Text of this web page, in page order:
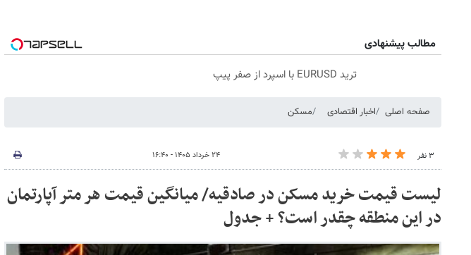
مطالب پیشنهادی
ترید EURUSD با اسپرد از صفر پیپ
صفحه اصلی اخبار اقتصادی مسکن
۳ نفر ۲۴ خرداد ۱۴۰۵ - ۱۶:۴۰
لیست قیمت خرید مسکن در صادقیه/ میانگین قیمت هر متر آپارتمان
در این منطقه چقدر است؟ + جدول